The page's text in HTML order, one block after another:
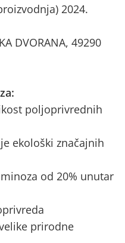
2024.
DVORANA, 49290
poljoprivrednih
ekološki značajnih
od 20% unutar
prirodne